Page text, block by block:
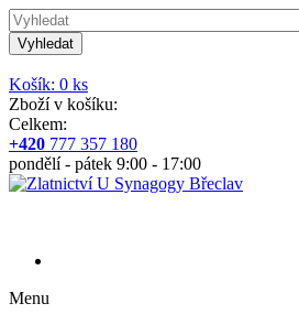
Vyhledat
Košík: 0 ks
Zboží v košíku:
Celkem:
+420 777 357 180
pondělí - pátek 9:00 - 17:00
Menu